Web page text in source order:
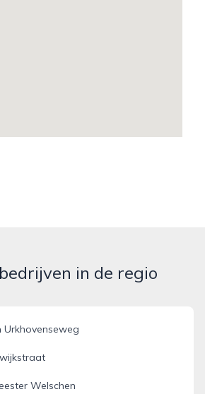
in de regio
Urkhovenseweg
Welschen